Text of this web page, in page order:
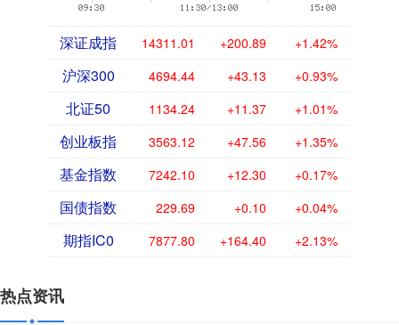
深证成指 14311.01 +200.89 +1.42%
沪深300 4694.44 +43.13 +0.93%
北证50 1134.24 +11.37 +1.01%
创业板指 3563.12 +47.56 +1.35%
基金指数 7242.10 +12.30 +0.17%
国债指数 229.69 +0.10 +0.04%
期指IC0 7877.80 +164.40 +2.13%
热点资讯